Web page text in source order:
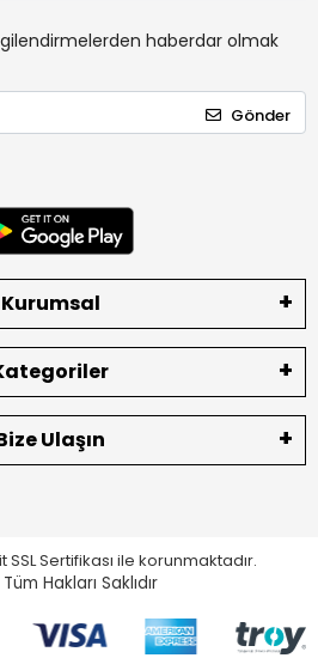
haberdar olmak
Gönder
Kurumsal
Ulaşın
Sertifikası ile korunmaktadır.
Tüm Hakları Saklıdır